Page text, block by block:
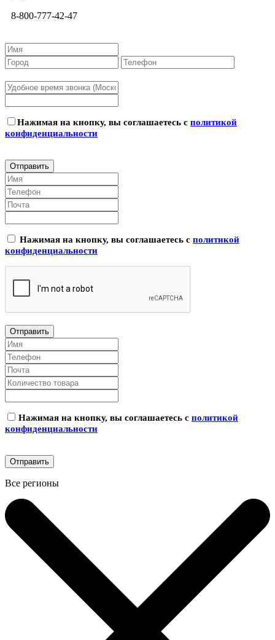
8-800-777-42-47
Нажимая на кнопку, вы соглашаетесь с политикой
конфиденциальности
Нажимая на кнопку, вы соглашаетесь с политикой
конфиденциальности
Нажимая на кнопку, вы соглашаетесь с политикой
конфиденциальности
Все регионы